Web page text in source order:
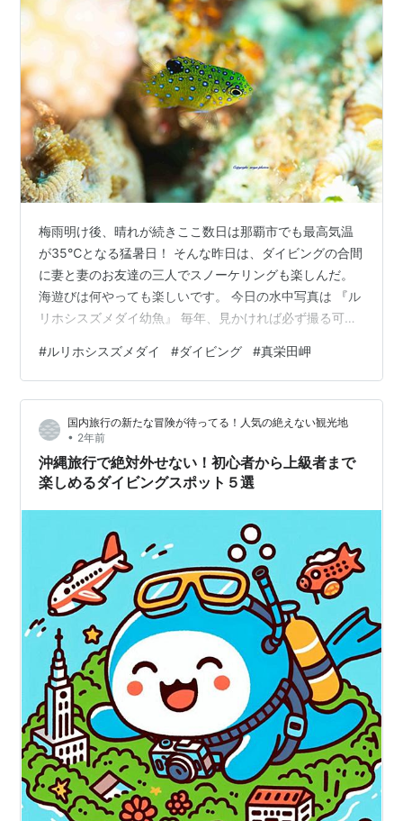
梅雨明け後、晴れが続きここ数日は那覇市でも最高気温
が35℃となる猛暑日！ そんな昨日は、ダイビングの合間
に妻と妻のお友達の三人でスノーケリングも楽しんだ。
海遊びは何やっても楽しいです。 今日の水中写真は 『ル
リホシスズメダイ幼魚』 毎年、見かければ必ず撮る可愛
体に付いていた。 こんなの付いてたら成長できないだろ
うなぁ...成長するか見届けたかったのだが、この写真を
撮った後、もう会うことは無かった。 ちょっと残念... ル
リホシスズメダイ幼魚 2024.06.25 真栄田岬 ルリホシス
ズメダイ幼魚 2024.06.25 真栄田岬
#ルリホシスズメダイ #ダイビング #真栄田岬
国内旅行の新たな冒険が待ってる！人気の絶えない観光地
• 2年前
沖縄旅行で絶対外せない！初心者から上級者まで
楽しめるダイビングスポット５選